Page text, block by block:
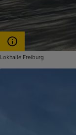
Lokhalle Freiburg